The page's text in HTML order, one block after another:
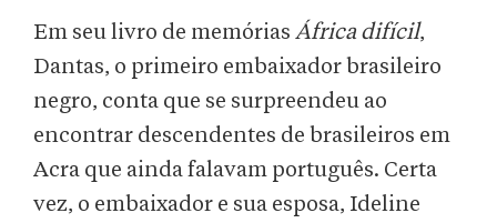
Em seu livro de memórias África difícil,
Dantas, o primeiro embaixador brasileiro
negro, conta que se surpreendeu ao
encontrar descendentes de brasileiros em
Acra que ainda falavam português. Certa
vez, o embaixador e sua esposa, Ideline